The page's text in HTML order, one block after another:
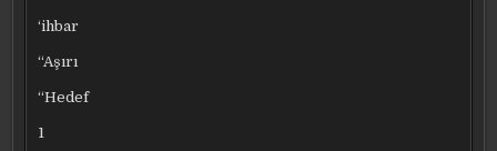
‘ihbar
“Aşırı
“Hedef
1